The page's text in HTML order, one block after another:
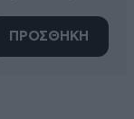
ΠΡΟΣΘΗΚΗ